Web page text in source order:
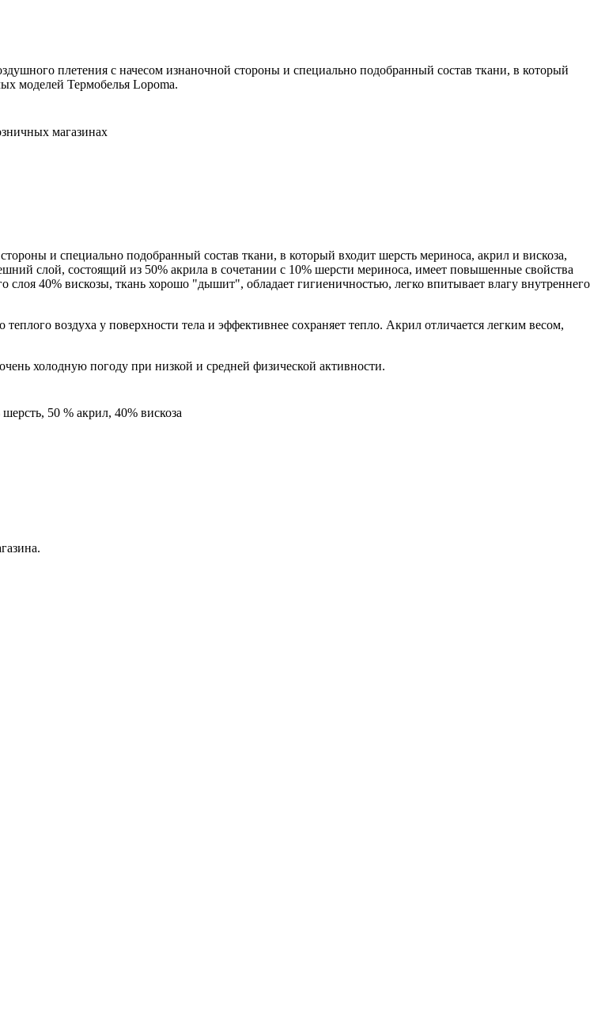
плетения с начесом изнаночной стороны и специально подобранный состав ткани, в который
моделей Термобелья Lopoma.
магазинах
и специально подобранный состав ткани, в который входит шерсть мериноса, акрил и вискоза,
слой, состоящий из 50% акрила в сочетании с 10% шерсти мериноса, имеет повышенные свойства
слоя 40% вискозы, ткань хорошо "дышит", обладает гигиеничностью, легко впитывает влагу внутреннего
воздуха у поверхности тела и эффективнее сохраняет тепло. Акрил отличается легким весом,
холодную погоду при низкой и средней физической активности.
50 % акрил, 40% вискоза